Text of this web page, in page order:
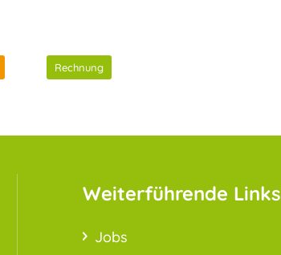
Rechnung
Weiterführende Links
Jobs